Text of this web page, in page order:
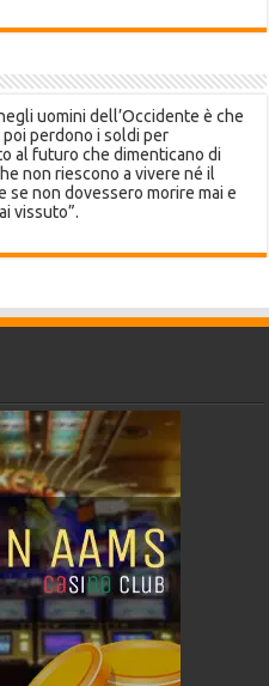
uomini dell’Occidente è che
perdono i soldi per
al futuro che dimenticano di
non riescono a vivere né il
se non dovessero morire mai e
vissuto”.